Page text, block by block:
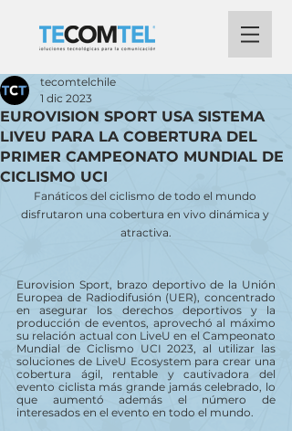
EUROVISION SPORT USA SISTEMA
LIVEU PARA LA COBERTURA DEL
PRIMER CAMPEONATO MUNDIAL DE
CICLISMO UCI
tecomtelchile
1 dic 2023
Fanáticos del ciclismo de todo el mundo
disfrutaron una cobertura en vivo dinámica y
atractiva.
Eurovision Sport, brazo deportivo de la Unión
Europea de Radiodifusión (UER), concentrado
en asegurar los derechos deportivos y la
producción de eventos, aprovechó al máximo
su relación actual con LiveU en el Campeonato
Mundial de Ciclismo UCI 2023, al utilizar las
soluciones de LiveU Ecosystem para crear una
cobertura ágil, rentable y cautivadora del
evento ciclista más grande jamás celebrado, lo
que aumentó además el número de
interesados ​​en el evento en todo el mundo.